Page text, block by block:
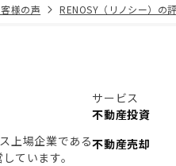
様の声 RENOSY（リノシー）の
上場企業である
ています。
サービス
不動産投資
不動産売却